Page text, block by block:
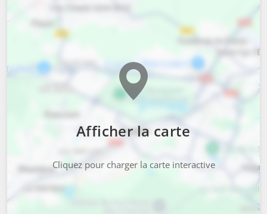
Afficher la carte
Cliquez pour charger la carte interactive